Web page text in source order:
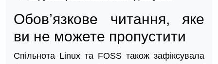
Обов’язкове читання, яке
ви не можете пропустити
Спільнота Linux та FOSS також зафіксувала